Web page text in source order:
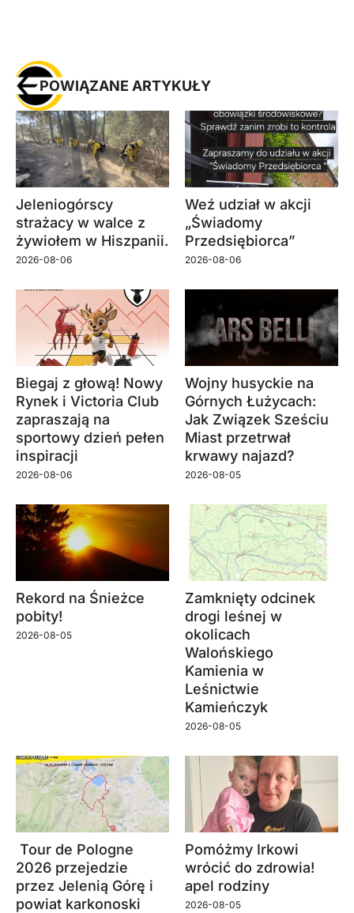
POWIĄZANE ARTYKUŁY
Jeleniogórscy
strażacy w walce z
żywiołem w Hiszpanii.
2026-08-06
Weź udział w akcji
„Świadomy
Przedsiębiorca”
2026-08-06
Biegaj z głową! Nowy
Rynek i Victoria Club
zapraszają na
sportowy dzień pełen
inspiracji
2026-08-06
Wojny husyckie na
Górnych Łużycach:
Jak Związek Sześciu
Miast przetrwał
krwawy najazd?
2026-08-05
Rekord na Śnieżce
pobity!
2026-08-05
Zamknięty odcinek
drogi leśnej w
okolicach
Walońskiego
Kamienia w
Leśnictwie
Kamieńczyk
2026-08-05
Tour de Pologne
2026 przejedzie
przez Jelenią Górę i
powiat karkonoski
Pomóżmy Irkowi
wrócić do zdrowia!
apel rodziny
2026-08-05